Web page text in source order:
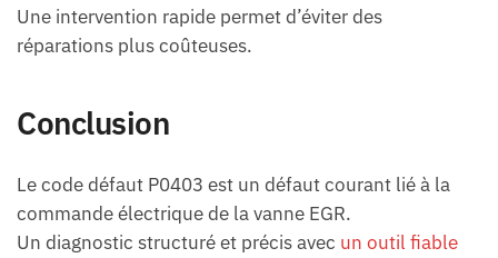
Une intervention rapide permet d’éviter des
réparations plus coûteuses.
Conclusion
Le code défaut P0403 est un défaut courant lié à la
commande électrique de la vanne EGR.
Un diagnostic structuré et précis avec un outil fiable